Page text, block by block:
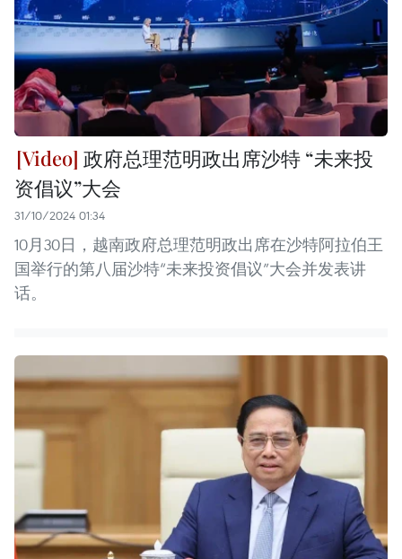
政府总理范明政出席沙特 “未来投
资倡议”大会
31/10/2024 01:34
10月30日，越南政府总理范明政出席在沙特阿拉伯王
国举行的第八届沙特“未来投资倡议”大会并发表讲
话。